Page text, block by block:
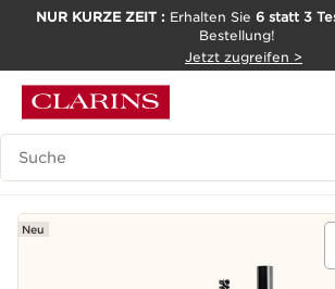
NUR KURZE ZEIT : Erhalten Sie 6 statt 3
Bestellung!
Jetzt zugreifen >
Legende suchen
Neu